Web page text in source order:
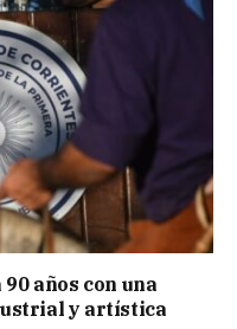
años con una
y artística